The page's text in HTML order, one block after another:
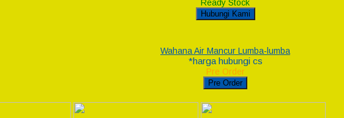
Ready Stock
Hubungi Kami
Wahana Air Mancur Lumba-lumba
*harga hubungi cs
Pre Order
Pre Order